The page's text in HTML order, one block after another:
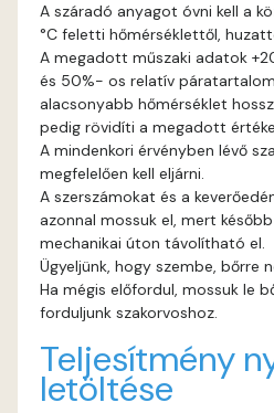
Fir E
Heide
A száradó anyagot óvni kell a
°C feletti hőmérséklettől,
A megadott műszaki adatok
és 50%- os relatív
alacsonyabb hőmérséklet
pedig rövidíti a megadott
A mindenkori érvényben lévő
megfelelően kell eljárni.
A szerszámokat és a
azonnal mossuk el, mert
mechanikai úton távolítható el.
Ügyeljünk, hogy szembe, bőrre
Ha mégis előfordul, mossuk le
forduljunk szakorvoshoz.
Teljesítmény
letöltése